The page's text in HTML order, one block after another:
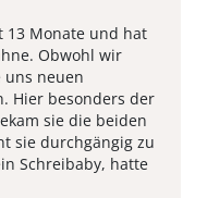
13 Monate und hat
Obwohl wir
uns neuen
Hier besonders der
sie die beiden
sie durchgängig zu
Schreibaby, hatte